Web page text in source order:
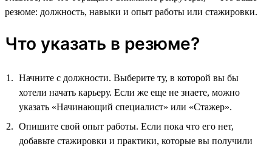
резюме: должность, навыки и опыт работы или стажировки.
Что указать в резюме?
Начните с должности. Выберите ту, в которой вы бы
хотели начать карьеру. Если же еще не знаете, можно
указать «Начинающий специалист» или «Стажер».
Опишите свой опыт работы. Если пока что его нет,
добавьте стажировки и практики, которые вы получили